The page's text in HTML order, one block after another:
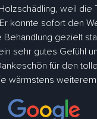
weil die
konnte sofort den
Behandlung gezielt
sehr gutes Gefühl
für den
wärmstens